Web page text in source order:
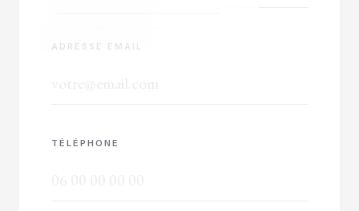
ADRESSE EMAIL
TÉLÉPHONE